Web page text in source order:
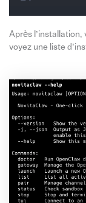
Après
voyez une liste